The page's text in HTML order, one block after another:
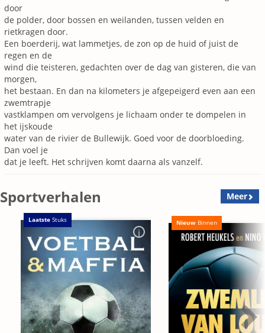
door
de polder, door bossen en weilanden, tussen velden en
rietkragen door.
Een boerderij, wat lammetjes, de zon op de huid of juist de
regen en de
wind die teisteren, gedachten over de dag van gisteren, die van
morgen,
het bestaan. En dan na kilometers je afgepeigerd even aan een
zwemtrapje
vastklampen om vervolgens je lichaam onder te dompelen in
het ijskoude
water van de rivier de Bullewijk. Goed voor de doorbloeding.
Dan voel je
dat je leeft. Het schrijven komt daarna als vanzelf.
Sportverhalen Meer
Laatste Stuks Nieuw Binnen